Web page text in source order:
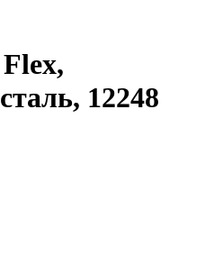
12248